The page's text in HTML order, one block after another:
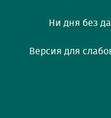
Ни дня без
Версия для